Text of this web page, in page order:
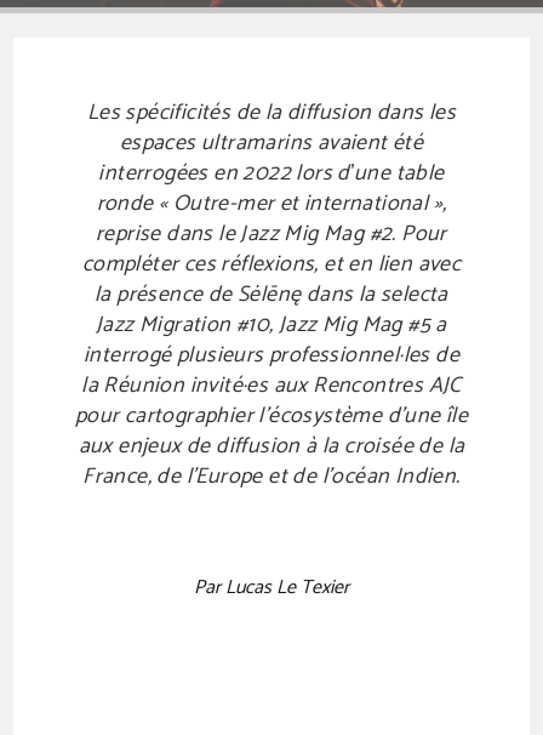
Les spécificités de la diffusion dans les
espaces ultramarins avaient été
interrogées en 2022 lors d’une table
ronde « Outre-mer et international »,
reprise dans le Jazz Mig Mag #2. Pour
compléter ces réflexions, et en lien avec
la présence de Sėlēnę dans la selecta
Jazz Migration #10, Jazz Mig Mag #5 a
interrogé plusieurs professionnel·les de
la Réunion invité·es aux Rencontres AJC
pour cartographier l’écosystème d’une île
aux enjeux de diffusion à la croisée de la
France, de l’Europe et de l’océan Indien.
Par Lucas Le Texier